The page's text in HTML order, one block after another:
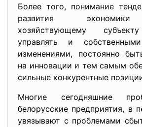
Более того, понимание
развития экономики
хозяйствующему
управлять и
изменениями, постоянно
на инновации и тем самым
сильные конкурентные
Многие сегодняшние
белорусские предприятия, в
увязывают с проблемами